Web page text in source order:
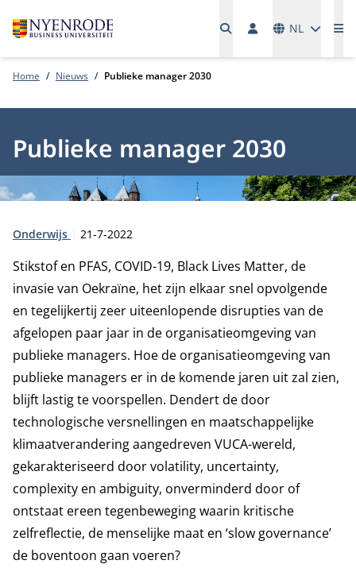
NL
Home Nieuws Publieke manager 2030
Publieke manager 2030
Type:
Onderwijs Publicatiedatum:
21-7-2022
Stikstof en PFAS, COVID-19, Black Lives Matter, de
invasie van Oekraïne, het zijn elkaar snel opvolgende
en tegelijkertij zeer uiteenlopende disrupties van de
afgelopen paar jaar in de organisatieomgeving van
publieke managers. Hoe de organisatieomgeving van
publieke managers er in de komende jaren uit zal zien,
blijft lastig te voorspellen. Dendert de door
technologische versnellingen en maatschappelijke
klimaatverandering aangedreven VUCA-wereld,
gekarakteriseerd door volatility, uncertainty,
complexity en ambiguity, onverminderd door of
ontstaat ereen tegenbeweging waarin kritische
zelfreflectie, de menselijke maat en ‘slow governance’
de boventoon gaan voeren?